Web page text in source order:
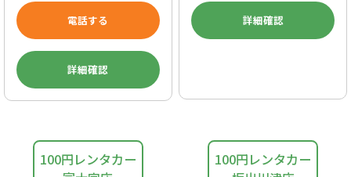
電話する
詳細確認
詳細確認
100円レンタカー
100円レンタカー